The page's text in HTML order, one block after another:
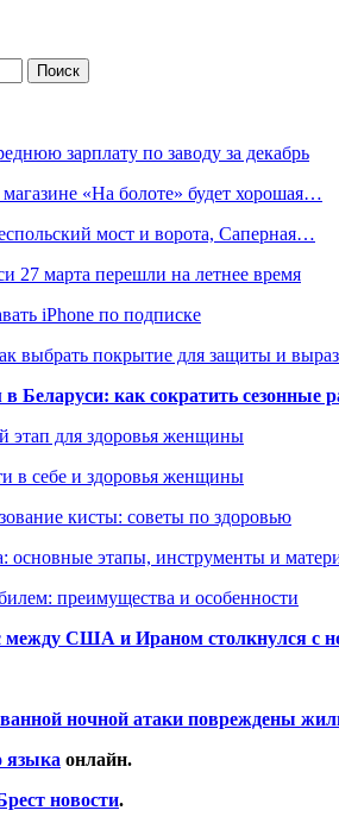
зарплату по заводу за декабрь
«На болоте» будет хорошая…
мост и ворота, Саперная…
27 марта перешли на летнее время
iPhone по подписке
выбрать покрытие для защиты и
Беларуси: как сократить сезонные
этап для здоровья женщины
в себе и здоровья женщины
кисты: советы по здоровью
основные этапы, инструменты и
преимущества и особенности
между США и Ираном столкнулся с
ночной атаки повреждены
языка онлайн.
новости.